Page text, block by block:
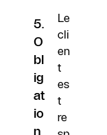
5.
O
bl
ig
at
io
n
Le
cli
en
t
es
t
re